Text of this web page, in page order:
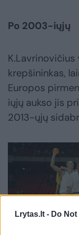
Lrytas.lt - Do
Po 2003-iųjų
krepšininkas,
Europos
iųjų aukso jis
2013-ųjų